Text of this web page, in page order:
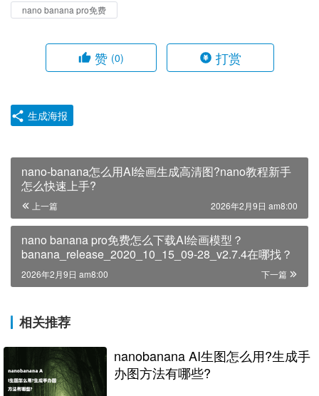
nano banana pro免费
赞 (0) 打赏
生成海报
nano-banana怎么用AI绘画生成高清图?nano教程新手
怎么快速上手?
上一篇 2026年2月9日 am8:00
nano banana pro免费怎么下载AI绘画模型？
banana_release_2020_10_15_09-28_v2.7.4在哪找？
下一篇
2026年2月9日 am8:00
相关推荐
nanobanana AI生图怎么用?生成手
办图方法有哪些?